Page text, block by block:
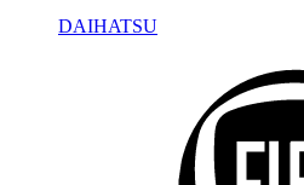
DAIHATSU